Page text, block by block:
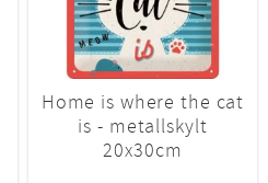
Home is where the cat
is - metallskylt
20x30cm